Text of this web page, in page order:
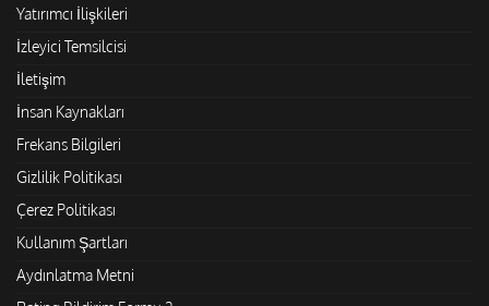
Yatırımcı İlişkileri
İzleyici Temsilcisi
İletişim
İnsan Kaynakları
Frekans Bilgileri
Gizlilik Politikası
Çerez Politikası
Kullanım Şartları
Aydınlatma Metni